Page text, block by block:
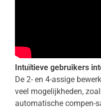
Intuïtieve gebruikers
De 2- en 4-assige
veel mogelijkheden,
automatische compen-